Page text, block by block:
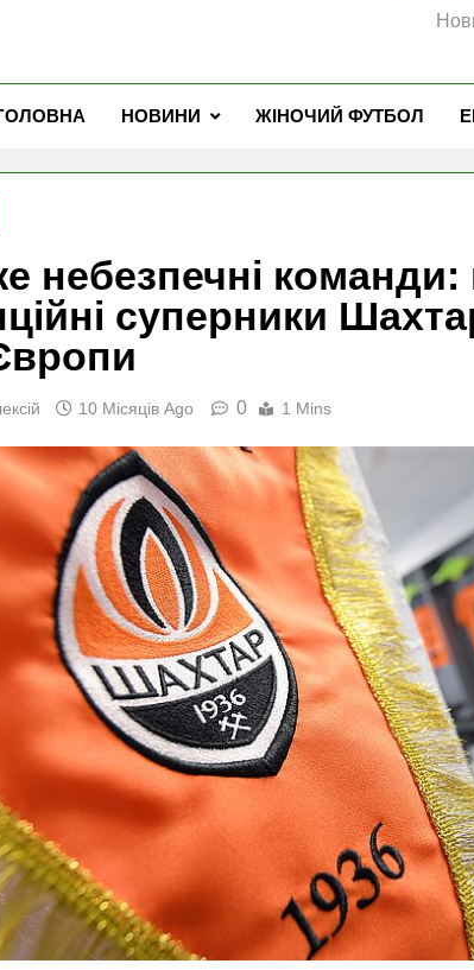
НОВИНИ ЖІНОЧИЙ ФУТБОЛ
небезпечні команди:
суперники
10 Місяців Ago 0 1 Mins